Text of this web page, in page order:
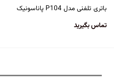
باتری تلفنی مدل P104 پاناسونیک
تماس بگیرید